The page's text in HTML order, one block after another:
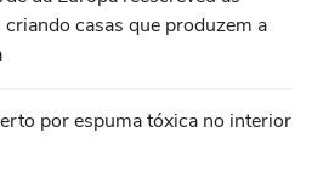
casas que produzem a
por espuma tóxica no interior